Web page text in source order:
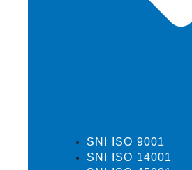
SNI ISO 9001
SNI ISO 14001